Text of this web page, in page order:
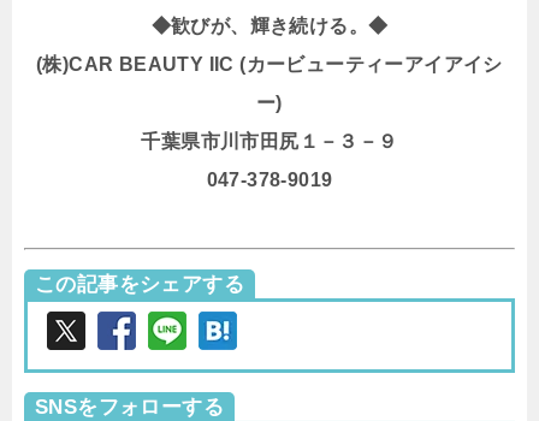
◆歓びが、輝き続ける。◆
(株)CAR BEAUTY IIC (カービューティーアイアイシ
ー)
千葉県市川市田尻１－３－９
047-378-9019
この記事をシェアする
SNSをフォローする